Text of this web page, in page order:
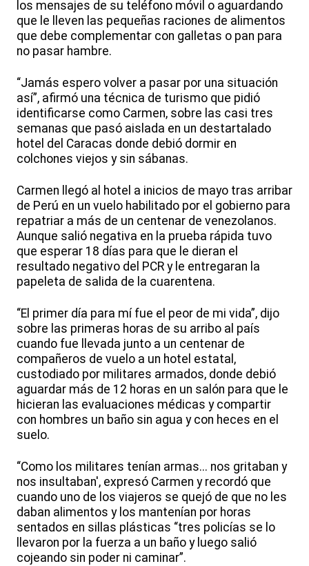
los mensajes de su teléfono móvil o aguardando
que le lleven las pequeñas raciones de alimentos
que debe complementar con galletas o pan para
no pasar hambre.
“Jamás espero volver a pasar por una situación
así”, afirmó una técnica de turismo que pidió
identificarse como Carmen, sobre las casi tres
semanas que pasó aislada en un destartalado
hotel del Caracas donde debió dormir en
colchones viejos y sin sábanas.
Carmen llegó al hotel a inicios de mayo tras arribar
de Perú en un vuelo habilitado por el gobierno para
repatriar a más de un centenar de venezolanos.
Aunque salió negativa en la prueba rápida tuvo
que esperar 18 días para que le dieran el
resultado negativo del PCR y le entregaran la
papeleta de salida de la cuarentena.
“El primer día para mí fue el peor de mi vida”, dijo
sobre las primeras horas de su arribo al país
cuando fue llevada junto a un centenar de
compañeros de vuelo a un hotel estatal,
custodiado por militares armados, donde debió
aguardar más de 12 horas en un salón para que le
hicieran las evaluaciones médicas y compartir
con hombres un baño sin agua y con heces en el
suelo.
“Como los militares tenían armas... nos gritaban y
nos insultaban', expresó Carmen y recordó que
cuando uno de los viajeros se quejó de que no les
daban alimentos y los mantenían por horas
sentados en sillas plásticas “tres policías se lo
llevaron por la fuerza a un baño y luego salió
cojeando sin poder ni caminar”.